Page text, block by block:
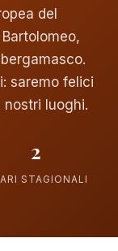
del
saremo felici
luoghi.
2
STAGIONALI